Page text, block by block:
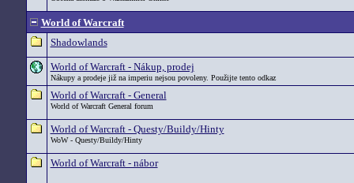
World of Warcraft
Shadowlands
World of Warcraft - Nákup, prodej
Nákupy a prodeje již na imperiu nejsou povoleny. Použijte tento odkaz
World of Warcraft - General
World of Warcraft General forum
World of Warcraft - Questy/Buildy/Hinty
WoW - Questy/Buildy/Hinty
World of Warcraft - nábor